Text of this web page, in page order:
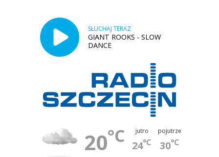
SŁUCHAJ TERAZ
GIANT ROOKS - SLOW
DANCE
20°C jutro
24°C
pojutrze
30°C